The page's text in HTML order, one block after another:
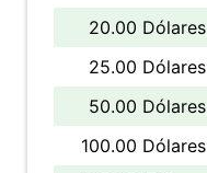
20.00 Dólares
25.00 Dólares
50.00 Dólares
100.00 Dólares